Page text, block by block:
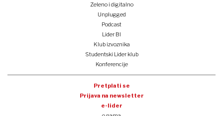
Zeleno i digitalno
Unplugged
Podcast
Lider BI
Klub izvoznika
Studentski Lider klub
Konferencije
Pretplati se
Prijava na newsletter
e-lider